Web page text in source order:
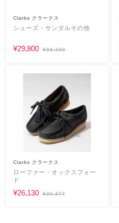
Clarks クラークス
シューズ・サンダルその他
¥29,800 ¥34,100
Clarks クラークス
ローファー・オックスフォー
ド
¥26,130 ¥39,477